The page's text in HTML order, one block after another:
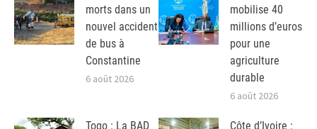
morts dans un
nouvel accident
de bus à
Constantine
6 août 2026
mobilise 40
millions d’euros
pour une
agriculture
durable
6 août 2026
Togo : La BAD
Côte d’Ivoire :